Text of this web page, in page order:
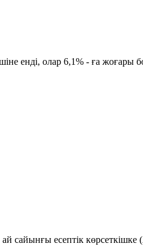
енді, олар 6,1% - ға жоғары
сайынғы есептік